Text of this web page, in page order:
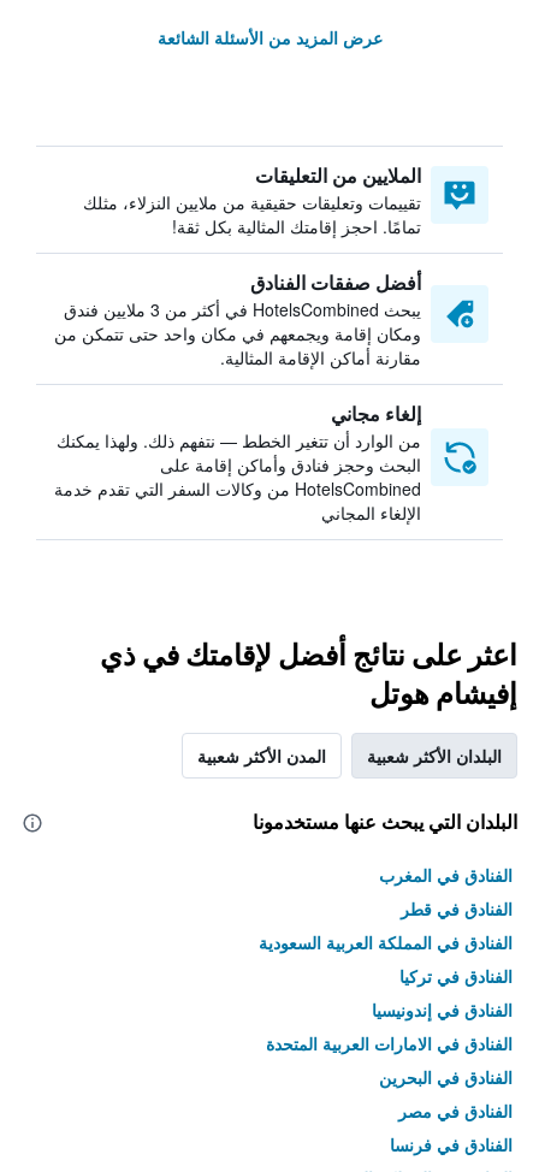
عرض المزيد من الأسئلة الشائعة
الملايين من التعليقات
تقييمات وتعليقات حقيقية من ملايين النزلاء، مثلك
تمامًا. احجز إقامتك المثالية بكل ثقة!
أفضل صفقات الفنادق
يبحث HotelsCombined في أكثر من 3 ملايين فندق
ومكان إقامة ويجمعهم في مكان واحد حتى تتمكن من
مقارنة أماكن الإقامة المثالية.
إلغاء مجاني
من الوارد أن تتغير الخطط — نتفهم ذلك. ولهذا يمكنك
البحث وحجز فنادق وأماكن إقامة على
HotelsCombined من وكالات السفر التي تقدم خدمة
الإلغاء المجاني
اعثر على نتائج أفضل لإقامتك في ذي
إفيشام هوتل
البلدان الأكثر شعبية المدن الأكثر شعبية
البلدان التي يبحث عنها مستخدمونا
الفنادق في المغرب
الفنادق في قطر
الفنادق في المملكة العربية السعودية
الفنادق في تركيا
الفنادق في إندونيسيا
الفنادق في الامارات العربية المتحدة
الفنادق في البحرين
الفنادق في مصر
الفنادق في فرنسا